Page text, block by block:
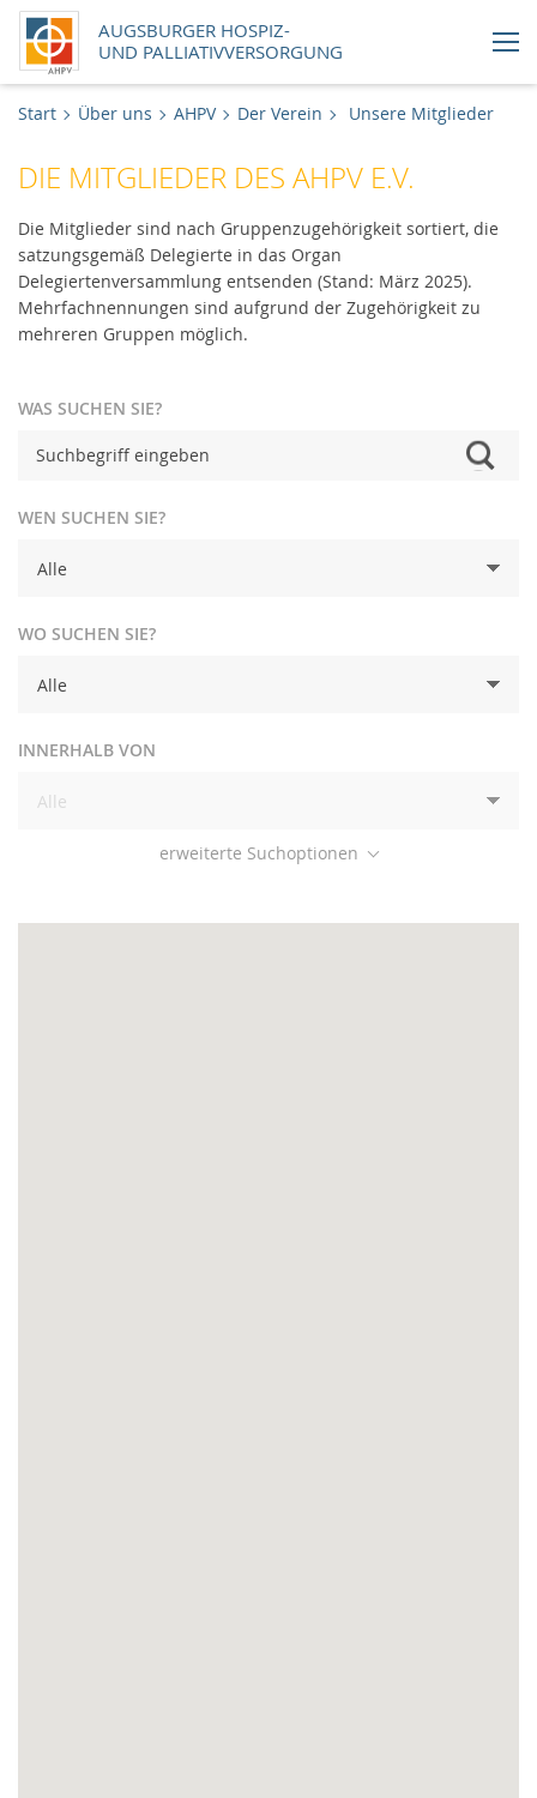
AUGSBURGER HOSPIZ-
UND PALLIATIVVERSORGUNG
Aktuelles
Handlungsfelder
Über uns
Uns unterstützen
Jetzt spenden
AGB
Datenschutz
Start Über uns AHPV Der Verein Unsere Mitglieder
DIE MITGLIEDER DES AHPV E.V.
Die Mitglieder sind nach Gruppenzugehörigkeit sortiert, die
satzungsgemäß Delegierte in das Organ
Delegiertenversammlung entsenden (Stand: März 2025).
Mehrfachnennungen sind aufgrund der Zugehörigkeit zu
mehreren Gruppen möglich.
WAS SUCHEN SIE?
WEN SUCHEN SIE?
WO SUCHEN SIE?
INNERHALB VON
erweiterte Suchoptionen